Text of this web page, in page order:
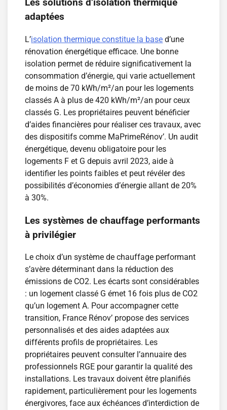
Les solutions d’isolation thermique
adaptées
L’isolation thermique constitue la base d’une
rénovation énergétique efficace. Une bonne
isolation permet de réduire significativement la
consommation d’énergie, qui varie actuellement
de moins de 70 kWh/m²/an pour les logements
classés A à plus de 420 kWh/m²/an pour ceux
classés G. Les propriétaires peuvent bénéficier
d’aides financières pour réaliser ces travaux, avec
des dispositifs comme MaPrimeRénov’. Un audit
énergétique, devenu obligatoire pour les
logements F et G depuis avril 2023, aide à
identifier les points faibles et peut révéler des
possibilités d’économies d’énergie allant de 20%
à 30%.
Les systèmes de chauffage performants
à privilégier
Le choix d’un système de chauffage performant
s’avère déterminant dans la réduction des
émissions de CO2. Les écarts sont considérables
: un logement classé G émet 16 fois plus de CO2
qu’un logement A. Pour accompagner cette
transition, France Rénov’ propose des services
personnalisés et des aides adaptées aux
différents profils de propriétaires. Les
propriétaires peuvent consulter l’annuaire des
professionnels RGE pour garantir la qualité des
installations. Les travaux doivent être planifiés
rapidement, particulièrement pour les logements
énergivores, face aux échéances d’interdiction de